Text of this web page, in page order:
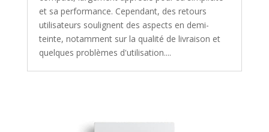
et sa performance. Cependant, des retours
utilisateurs soulignent des aspects en demi-
teinte, notamment sur la qualité de livraison et
quelques problèmes d'utilisation....